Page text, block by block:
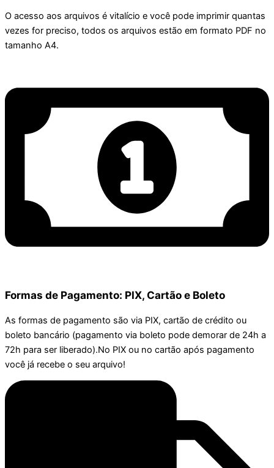
O acesso aos arquivos é vitalício e você pode imprimir quantas
vezes for preciso, todos os arquivos estão em formato PDF no
tamanho A4.
Formas de Pagamento: PIX, Cartão e Boleto
As formas de pagamento são via PIX, cartão de crédito ou
boleto bancário (pagamento via boleto pode demorar de 24h a
72h para ser liberado).No PIX ou no cartão após pagamento
você já recebe o seu arquivo!